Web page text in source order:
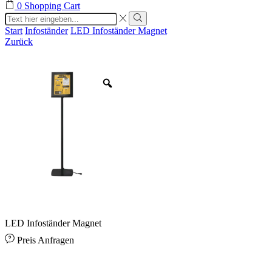
0 Shopping Cart
Search
input
Search
Start Infoständer LED Infoständer Magnet
Zurück
LED Infoständer Magnet
Preis Anfragen